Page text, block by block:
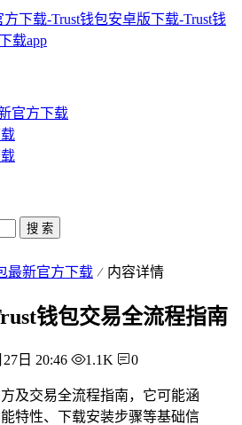
官方下载
搜 索
最新官方下载 内容详情
钱包交易全流程指南
日 20:46 1.1K 0
及交易全流程指南，它可能涵
特性、下载安装步骤等基础信